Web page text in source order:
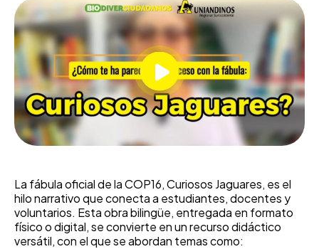
La fábula oficial de la COP16, Curiosos Jaguares, es el
hilo narrativo que conecta a estudiantes, docentes y
voluntarios. Esta obra bilingüe, entregada en formato
físico o digital, se convierte en un recurso didáctico
versátil, con el que se abordan temas como: